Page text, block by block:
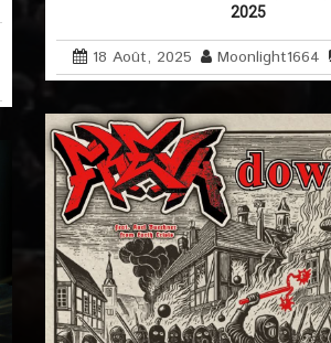
2025
18 Août, 2025 Moonlight1664